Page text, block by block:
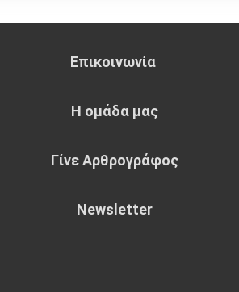
Επικοινωνία
Η ομάδα μας
Γίνε Αρθρογράφος
Newsletter